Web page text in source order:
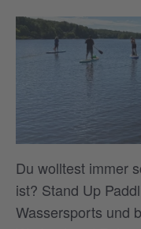
Du wolltest immer
ist? Stand Up
Wassersports und